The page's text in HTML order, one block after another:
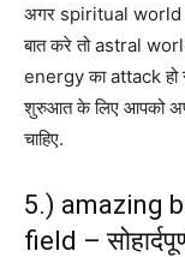
अगर spiritual
बात करे तो astral
energy का attack
शुरुआत के लिए आपको
चाहिए.
5.) amazing
field –